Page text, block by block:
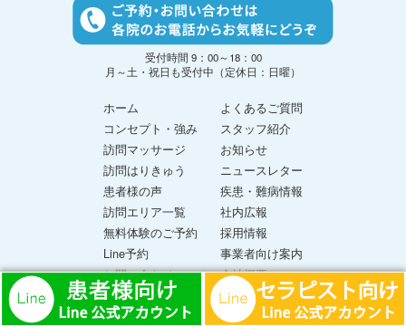
受付時間 9：00～18：00
月～土・祝日も受付中（定休日：日曜）
ホーム
コンセプト・強み
訪問マッサージ
訪問はりきゅう
患者様の声
訪問エリア一覧
無料体験のご予約
Line予約
お問い合わせ
よくあるご質問
スタッフ紹介
お知らせ
ニュースレター
疾患・難病情報
社内広報
採用情報
事業者向け案内
会社概要